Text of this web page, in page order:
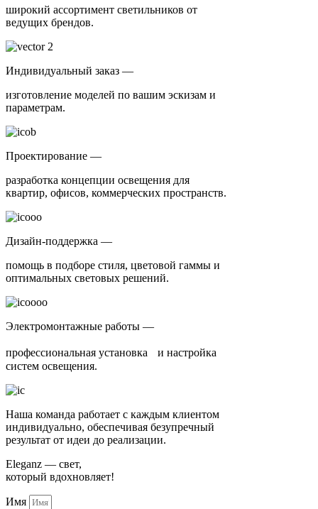
широкий ассортимент светильников от
ведущих брендов.
Индивидуальный заказ —
изготовление моделей по вашим эскизам и
параметрам.
Проектирование —
разработка концепции освещения для
квартир, офисов, коммерческих пространств.
Дизайн-поддержка —
помощь в подборе стиля, цветовой гаммы и
оптимальных световых решений.
Электромонтажные работы —
профессиональная установка и настройка
систем освещения.
Наша команда работает с каждым клиентом
индивидуально, обеспечивая безупречный
результат от идеи до реализации.
Eleganz — свет,
который вдохновляет!
Имя